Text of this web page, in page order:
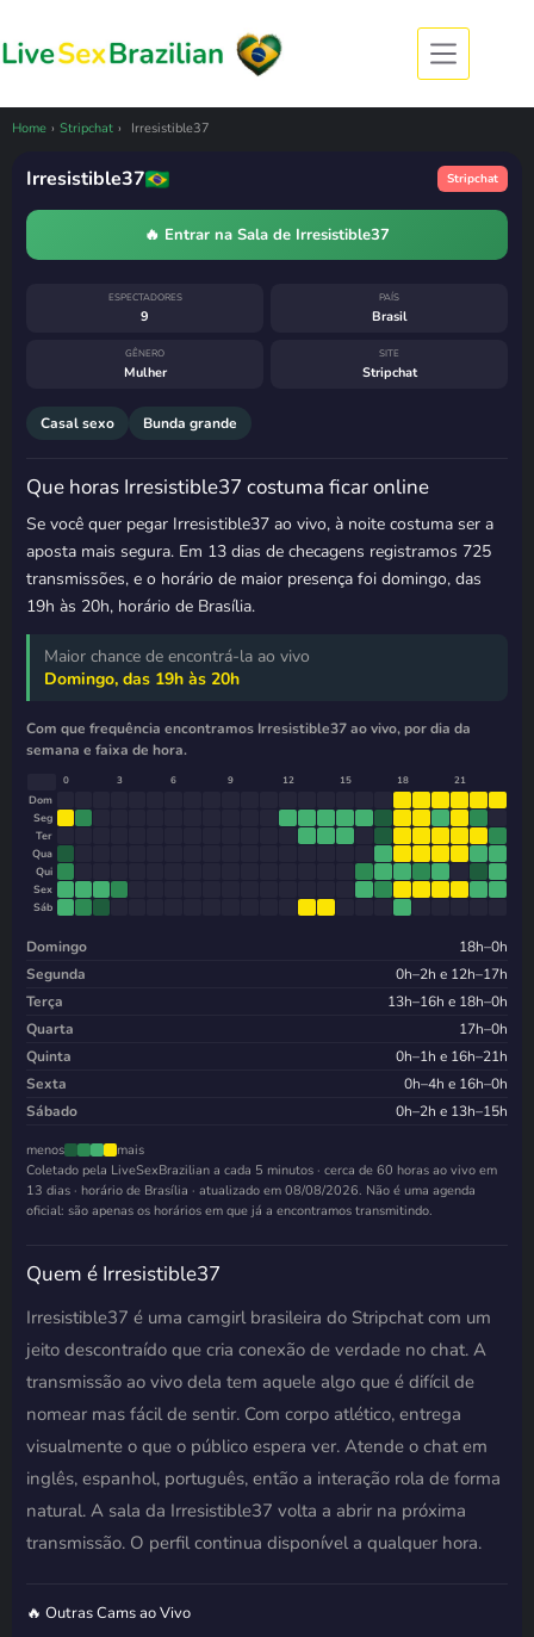
Home › Stripchat › Irresistible37
Irresistible37 esteve ao vivo
Irresistible37 Stripchat
🔥 Entrar na Sala de Irresistible37
ESPECTADORES
9
PAÍS
Brasil
GÊNERO
Mulher
SITE
Stripchat
Casal sexo Bunda grande
Que horas Irresistible37 costuma ficar online
Se você quer pegar Irresistible37 ao vivo, à noite costuma ser a
aposta mais segura. Em 13 dias de checagens registramos 725
transmissões, e o horário de maior presença foi domingo, das
19h às 20h, horário de Brasília.
Maior chance de encontrá-la ao vivo
Domingo, das 19h às 20h
Com que frequência encontramos Irresistible37 ao vivo, por dia da
semana e faixa de hora.
0 3 6 9 12 15 18 21
Dom
Seg
Ter
Qua
Qui
Sex
Sáb
Domingo
18h–0h
Segunda
0h–2h e 12h–17h
Terça
13h–16h e 18h–0h
Quarta
17h–0h
Quinta
0h–1h e 16h–21h
Sexta
0h–4h e 16h–0h
Sábado
0h–2h e 13h–15h
menos
mais
Coletado pela LiveSexBrazilian a cada 5 minutos · cerca de 60 horas ao vivo em
13 dias · horário de Brasília · atualizado em 08/08/2026. Não é uma agenda
oficial: são apenas os horários em que já a encontramos transmitindo.
Quem é Irresistible37
Irresistible37 é uma camgirl brasileira do Stripchat com um
jeito descontraído que cria conexão de verdade no chat. A
transmissão ao vivo dela tem aquele algo que é difícil de
nomear mas fácil de sentir. Com corpo atlético, entrega
visualmente o que o público espera ver. Atende o chat em
inglês, espanhol, português, então a interação rola de forma
natural. A sala da Irresistible37 volta a abrir na próxima
transmissão. O perfil continua disponível a qualquer hora.
🔥 Outras Cams ao Vivo